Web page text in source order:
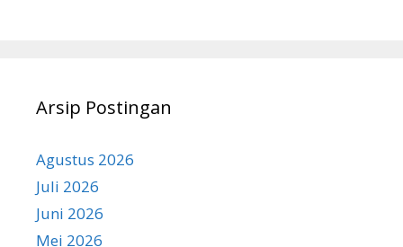
Arsip Postingan
Agustus 2026
Juli 2026
Juni 2026
Mei 2026